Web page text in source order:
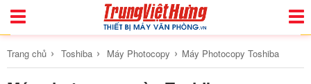
Toggle
Trang chủ › Toshiba › Máy Photocopy › Máy Photocopy Toshiba